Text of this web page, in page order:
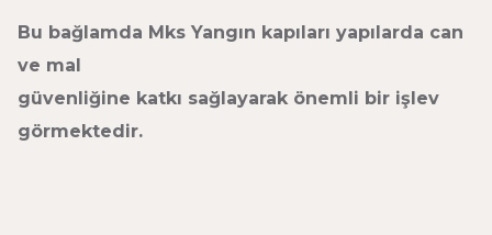
Bu bağlamda Mks Yangın kapıları yapılarda can
ve mal
güvenliğine katkı sağlayarak önemli bir işlev
görmektedir.